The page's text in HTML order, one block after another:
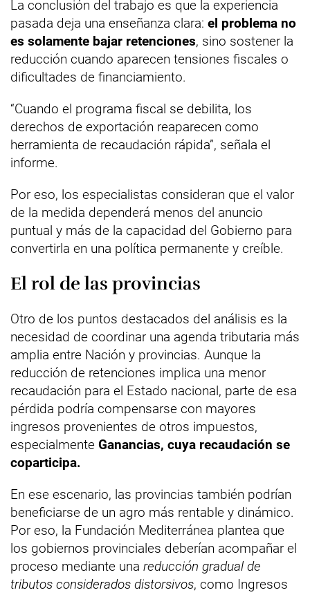
La conclusión del trabajo es que la experiencia
pasada deja una enseñanza clara: el problema no
es solamente bajar retenciones, sino sostener la
reducción cuando aparecen tensiones fiscales o
dificultades de financiamiento.
“Cuando el programa fiscal se debilita, los
derechos de exportación reaparecen como
herramienta de recaudación rápida”, señala el
informe.
Por eso, los especialistas consideran que el valor
de la medida dependerá menos del anuncio
puntual y más de la capacidad del Gobierno para
convertirla en una política permanente y creíble.
El rol de las provincias
Otro de los puntos destacados del análisis es la
necesidad de coordinar una agenda tributaria más
amplia entre Nación y provincias. Aunque la
reducción de retenciones implica una menor
recaudación para el Estado nacional, parte de esa
pérdida podría compensarse con mayores
ingresos provenientes de otros impuestos,
especialmente Ganancias, cuya recaudación se
coparticipa.
En ese escenario, las provincias también podrían
beneficiarse de un agro más rentable y dinámico.
Por eso, la Fundación Mediterránea plantea que
los gobiernos provinciales deberían acompañar el
proceso mediante una reducción gradual de
tributos considerados distorsivos, como Ingresos